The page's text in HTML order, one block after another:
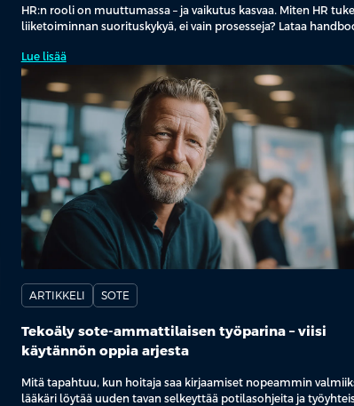
HR:n rooli on muuttumassa – ja vaikutus kasvaa. Miten HR
liiketoiminnan suorituskykyä, ei vain prosesseja? Lataa
Lue lisää
ARTIKKELI SOTE
Tekoäly sote-ammattilaisen työparina – viisi
käytännön oppia arjesta
Mitä tapahtuu, kun hoitaja saa kirjaamiset nopeammin
lääkäri löytää uuden tavan selkeyttää potilasohjeita ja